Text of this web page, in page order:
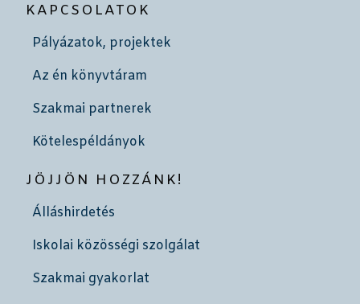
KAPCSOLATOK
Pályázatok, projektek
Az én könyvtáram
Szakmai partnerek
Kötelespéldányok
JÖJJÖN HOZZÁNK!
Álláshirdetés
Iskolai közösségi szolgálat
Szakmai gyakorlat